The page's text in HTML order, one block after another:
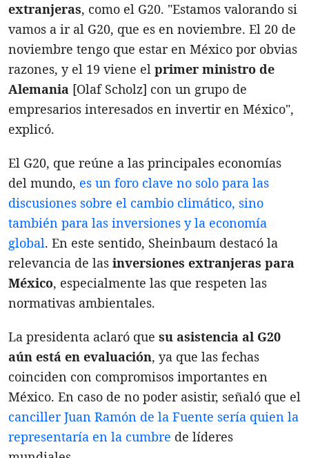
extranjeras, como el G20. "Estamos valorando si
vamos a ir al G20, que es en noviembre. El 20 de
noviembre tengo que estar en México por obvias
razones, y el 19 viene el primer ministro de
Alemania [Olaf Scholz] con un grupo de
empresarios interesados en invertir en México",
explicó.
El G20, que reúne a las principales economías
del mundo, es un foro clave no solo para las
discusiones sobre el cambio climático, sino
también para las inversiones y la economía
global. En este sentido, Sheinbaum destacó la
relevancia de las inversiones extranjeras para
México, especialmente las que respeten las
normativas ambientales.
La presidenta aclaró que su asistencia al G20
aún está en evaluación, ya que las fechas
coinciden con compromisos importantes en
México. En caso de no poder asistir, señaló que el
canciller Juan Ramón de la Fuente sería quien la
representaría en la cumbre de líderes